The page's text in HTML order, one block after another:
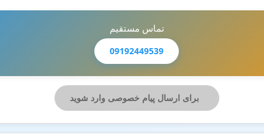
تماس مستقیم
09192449539
برای ارسال پیام خصوصی وارد شوید